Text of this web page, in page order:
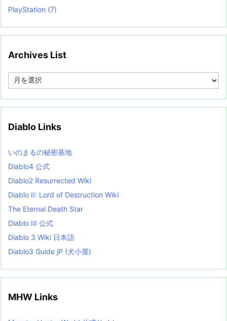
PlayStation (7)
Archives List
e
i
s
t
Diablo Links
いのまるの秘密基地
Diablo4 公式
Diablo2 Resurrected Wiki
Diablo II: Lord of Destruction Wiki
The Eternal Death Star
Diablo III 公式
Diablo 3 Wiki 日本語
Diablo3 Guide jP (犬小屋)
MHW Links